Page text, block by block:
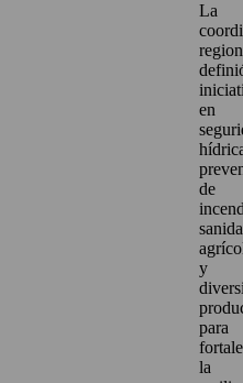
La
en
de
y
para
la